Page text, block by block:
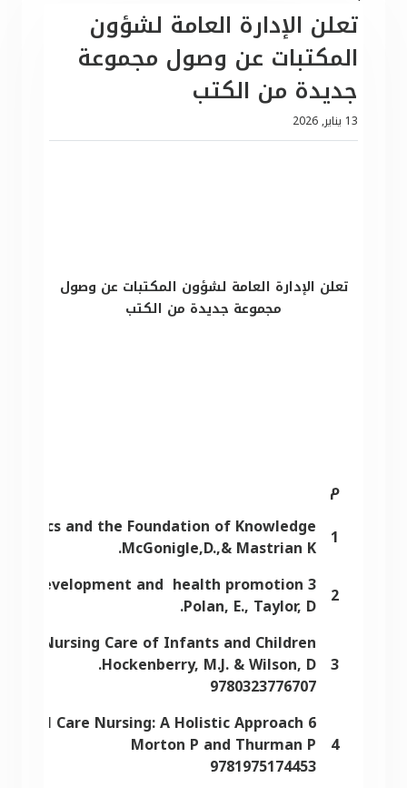
تعلن الإدارة العامة لشؤون
المكتبات عن وصول مجموعة
جديدة من الكتب
13 يناير, 2026
تعلن الإدارة العامة لشؤون المكتبات عن وصول
مجموعة جديدة من الكتب
م
1
and the Foundation of Knowledge
McGonigle,D.,& Mastrian K.
2
3 Journey across the life span: Human development and health promotion.
Polan, E., Taylor, D.
3
Nursing Care of Infants and Children
Hockenberry, M.J. & Wilson, D.
9780323776707
4
6 Critical Care Nursing: A Holistic Approach
Morton P and Thurman P
9781975174453